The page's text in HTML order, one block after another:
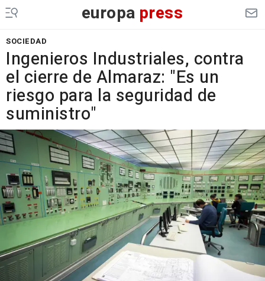
europa press
SOCIEDAD
Ingenieros Industriales, contra
el cierre de Almaraz: "Es un
riesgo para la seguridad de
suministro"